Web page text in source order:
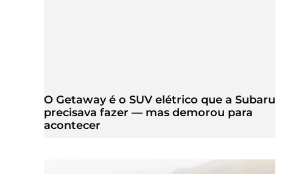
O Getaway é o SUV elétrico que a Subaru
precisava fazer — mas demorou para
acontecer